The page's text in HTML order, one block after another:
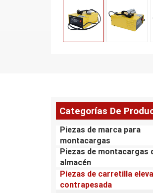
Categorías De
Piezas de marca para
montacargas
Piezas de montacargas
almacén
Piezas de carretilla
contrapesada